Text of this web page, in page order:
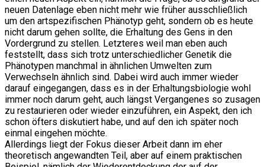
neuen Datenlage eben nicht mehr wie früher ausschließlich
um den artspezifischen Phänotyp geht, sondern ob es heute
nicht darum gehen sollte, die Erhaltung des Gens in den
Vordergrund zu stellen. Letzteres weil man eben auch
feststellt, dass sich trotz unterschiedlicher Genetik die
Phänotypen manchmal in ähnlichen Umwelten zum
Verwechseln ähnlich sind. Dabei wird auch immer wieder
darauf eingegangen, dass es in der Erhaltungsbiologie wohl
immer noch darum geht, auch längst Vergangenes so zusagen
zu restaurieren oder wieder einzuführen, ein Aspekt, den ich
schon öfters diskutiert habe, und auf den ich später noch
einmal eingehen möchte.
Allerdings liegt der Fokus dieser Arbeit dann im eher
theoretisch angewandten Teil, aber auf einem praktischen